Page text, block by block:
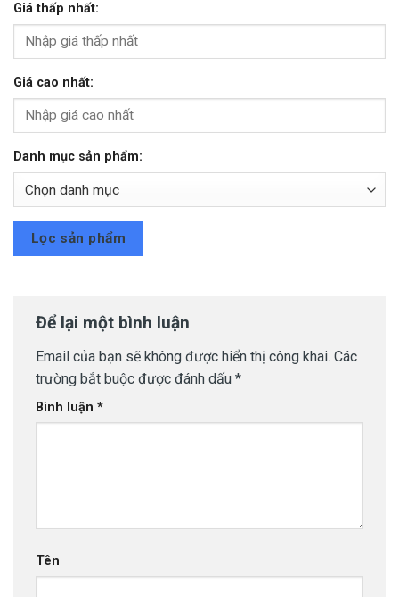
Giá thấp nhất:
Giá cao nhất:
Danh mục sản phẩm:
Lọc sản phẩm
Để lại một bình luận
Email của bạn sẽ không được hiển thị công khai. Các
trường bắt buộc được đánh dấu *
Bình luận *
Tên